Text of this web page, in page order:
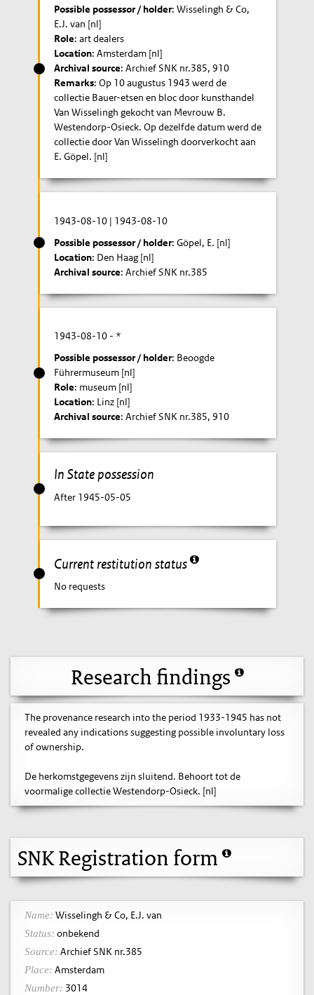
Possible possessor / holder: Wisselingh & Co,
E.J. van [nl]
Role: art dealers
Location: Amsterdam [nl]
Archival source: Archief SNK nr.385, 910
Remarks: Op 10 augustus 1943 werd de
collectie Bauer-etsen en bloc door kunsthandel
Van Wisselingh gekocht van Mevrouw B.
Westendorp-Osieck. Op dezelfde datum werd de
collectie door Van Wisselingh doorverkocht aan
E. Göpel. [nl]
1943-08-10 | 1943-08-10
Possible possessor / holder: Göpel, E. [nl]
Location: Den Haag [nl]
Archival source: Archief SNK nr.385
1943-08-10 - *
Possible possessor / holder: Beoogde
Führermuseum [nl]
Role: museum [nl]
Location: Linz [nl]
Archival source: Archief SNK nr.385, 910
In State possession
After 1945-05-05
Current restitution status
No requests
Research findings
The provenance research into the period 1933-1945 has not
revealed any indications suggesting possible involuntary loss
of ownership.
De herkomstgegevens zijn sluitend. Behoort tot de
voormalige collectie Westendorp-Osieck. [nl]
SNK Registration form
Name: Wisselingh & Co, E.J. van
Status: onbekend
Source: Archief SNK nr.385
Place: Amsterdam
Number: 3014